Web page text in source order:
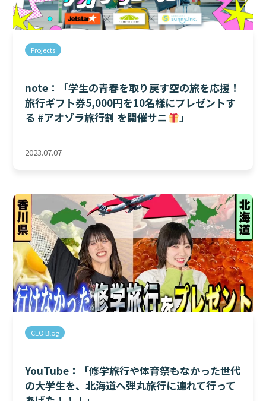
Projects
note：「学生の青春を取り戻す空の旅を応援！
旅行ギフト券5,000円を10名様にプレゼントす
る #アオゾラ旅行割 を開催サニ
」
2023.07.07
CEO Blog
YouTube：「修学旅行や体育祭もなかった世代
の大学生を、北海道へ弾丸旅行に連れて行って